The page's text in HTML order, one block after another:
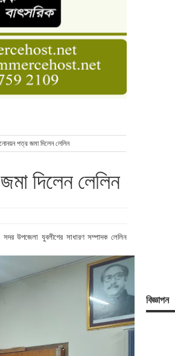
বিজ্ঞাপন
পত্র জমা দিলেন লেলিন
দিলেন লেলিন
সদর উপজেলা যুবলীগের সাধারণ সম্পাদক লেলিন